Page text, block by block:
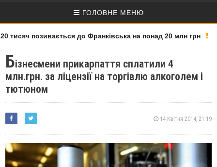
ГОЛОВНЕ МЕНЮ
позивається до Франківська на понад 20 млн грн
Бізнесмени прикарпаття сплатили 4
млн.грн. за ліцензії на торгівлю алкоголем і
тютюном
14 Квітня 2014, 21:19